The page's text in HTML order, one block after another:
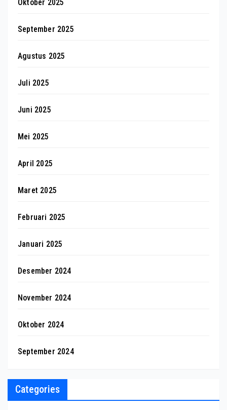
Oktober 2025
September 2025
Agustus 2025
Juli 2025
Juni 2025
Mei 2025
April 2025
Maret 2025
Februari 2025
Januari 2025
Desember 2024
November 2024
Oktober 2024
September 2024
Categories